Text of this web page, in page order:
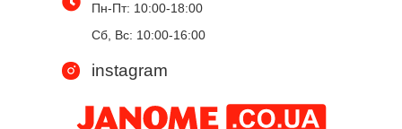
Пн-Пт: 10:00-18:00
Сб, Вс: 10:00-16:00
instagram